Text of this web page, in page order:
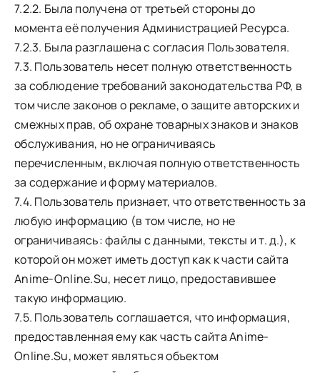
7.2.2. Была получена от третьей стороны до
момента её получения Администрацией Ресурса.
7.2.3. Была разглашена с согласия Пользователя.
7.3. Пользователь несет полную ответственность
за соблюдение требований законодательства РФ, в
том числе законов о рекламе, о защите авторских и
смежных прав, об охране товарных знаков и знаков
обслуживания, но не ограничиваясь
перечисленным, включая полную ответственность
за содержание и форму материалов.
7.4. Пользователь признает, что ответственность за
любую информацию (в том числе, но не
ограничиваясь: файлы с данными, тексты и т. д.), к
которой он может иметь доступ как к части сайта
Anime-Online.Su, несет лицо, предоставившее
такую информацию.
7.5. Пользователь соглашается, что информация,
предоставленная ему как часть сайта Anime-
Online.Su, может являться объектом